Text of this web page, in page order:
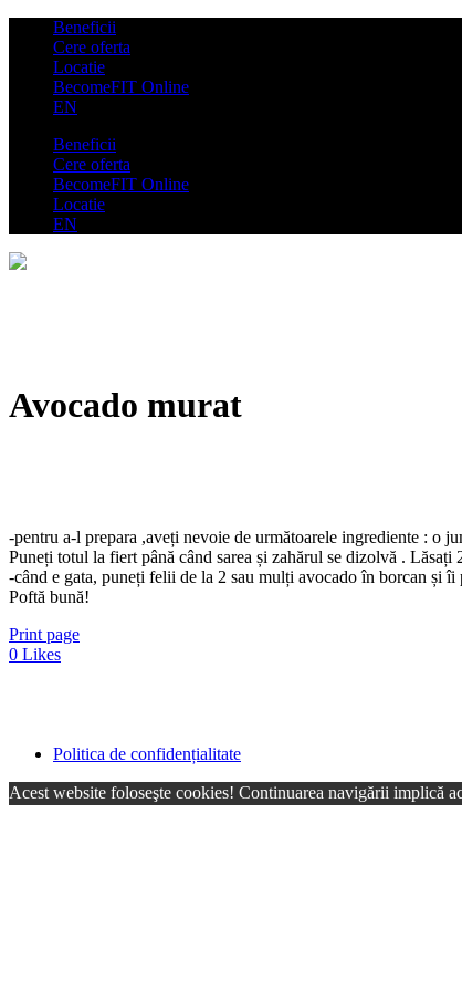
Beneficii
Cere oferta
Locatie
BecomeFIT Online
EN
Beneficii
Cere oferta
BecomeFIT Online
Locatie
EN
Avocado murat
-pentru a-l prepara ,aveți nevoie de următoarele ingrediente : o
Puneți totul la fiert până când sarea și zahărul se dizolvă . Lăsați
-când e gata, puneți felii de la 2 sau mulți avocado în borcan și
Poftă bună!
Print page
0 Likes
Politica de confidențialitate
Acest website foloseşte cookies! Continuarea navigării implică